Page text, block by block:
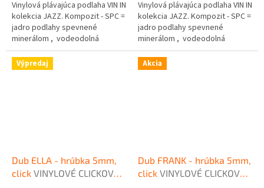
Vinylová plávajúca podlaha VIN IN
kolekcia JAZZ. Kompozit - SPC =
jadro podlahy spevnené
minerálom , vodeodolná
podlaha . Intergrovaná podložka
pod podlahu. Rozmer...
Vinylová plávajúca podlaha VIN IN
kolekcia JAZZ. Kompozit - SPC =
jadro podlahy spevnené
minerálom , vodeodolná
podlaha . Intergrovaná podložka
pod podlahu. Rozmer...
Výpredaj
Dub ELLA - hrúbka 5mm,
click VINYLOVÉ CLICKOVÉ
Akcia
Dub FRANK - hrúbka 5mm,
click VINYLOVÉ CLICKOVÉ